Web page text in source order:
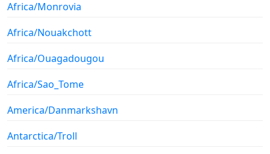
Africa/Monrovia
Africa/Nouakchott
Africa/Ouagadougou
Africa/Sao_Tome
America/Danmarkshavn
Antarctica/Troll